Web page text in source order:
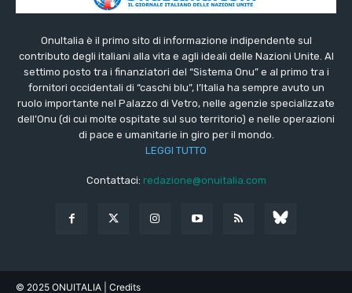
OnuItalia è il primo sito di informazione indipendente sul
contributo degli italiani alla vita e agli ideali delle Nazioni Unite. Al
settimo posto tra i finanziatori del “Sistema Onu” e al primo tra i
fornitori occidentali di “caschi blu”, l’Italia ha sempre avuto un
ruolo importante nel Palazzo di Vetro, nelle agenzie specializzate
dell’Onu (di cui molte ospitate sul suo territorio) e nelle operazioni
di pace e umanitarie in giro per il mondo.
LEGGI TUTTO
Contattaci: redazione@onuitalia.com
© 2025 ONUITALIA | Credits